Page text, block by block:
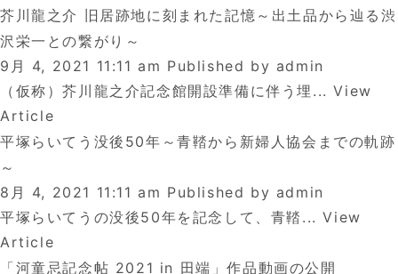
芥川龍之介 旧居跡地に刻まれた記憶～出土品から辿る渋
沢栄一との繋がり～
9月 4, 2021 11:11 am Published by admin
（仮称）芥川龍之介記念館開設準備に伴う埋...View
Article
平塚らいてう没後50年～青鞜から新婦人協会までの軌跡
～
8月 4, 2021 11:11 am Published by admin
平塚らいてうの没後50年を記念して、青鞜...View
Article
「河童忌記念帖 2021 in 田端」作品動画の公開